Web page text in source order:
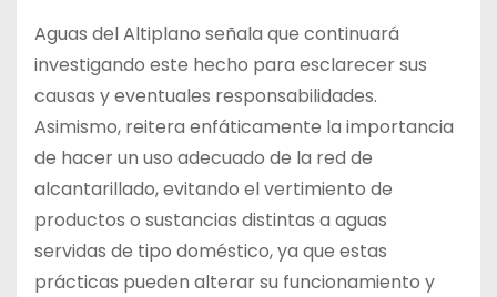
Aguas del Altiplano señala que continuará
investigando este hecho para esclarecer sus
causas y eventuales responsabilidades.
Asimismo, reitera enfáticamente la importancia
de hacer un uso adecuado de la red de
alcantarillado, evitando el vertimiento de
productos o sustancias distintas a aguas
servidas de tipo doméstico, ya que estas
prácticas pueden alterar su funcionamiento y